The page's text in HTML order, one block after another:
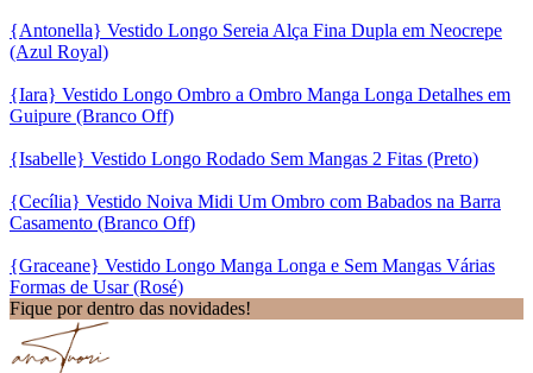
{Antonella} Vestido Longo Sereia Alça Fina Dupla em Neocrepe
(Azul Royal)
{Iara} Vestido Longo Ombro a Ombro Manga Longa Detalhes em
Guipure (Branco Off)
{Isabelle} Vestido Longo Rodado Sem Mangas 2 Fitas (Preto)
{Cecília} Vestido Noiva Midi Um Ombro com Babados na Barra
Casamento (Branco Off)
{Graceane} Vestido Longo Manga Longa e Sem Mangas Várias
Formas de Usar (Rosé)
Fique por dentro das novidades!